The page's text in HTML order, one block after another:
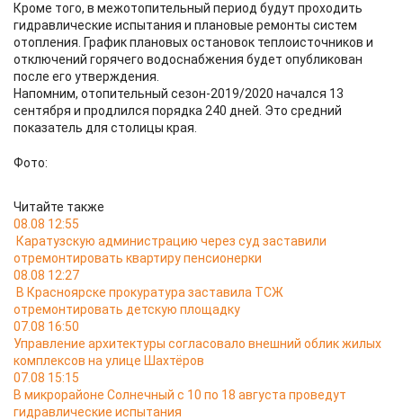
Кроме того, в межотопительный период будут проходить
гидравлические испытания и плановые ремонты систем
отопления. График плановых остановок теплоисточников и
отключений горячего водоснабжения будет опубликован
после его утверждения.
Напомним, отопительный сезон-2019/2020 начался 13
сентября и продлился порядка 240 дней. Это средний
показатель для столицы края.
Фото:
Читайте также
08.08 12:55
Каратузскую администрацию через суд заставили
отремонтировать квартиру пенсионерки
08.08 12:27
В Красноярске прокуратура заставила ТСЖ
отремонтировать детскую площадку
07.08 16:50
Управление архитектуры согласовало внешний облик жилых
комплексов на улице Шахтёров
07.08 15:15
В микрорайоне Солнечный с 10 по 18 августа проведут
гидравлические испытания